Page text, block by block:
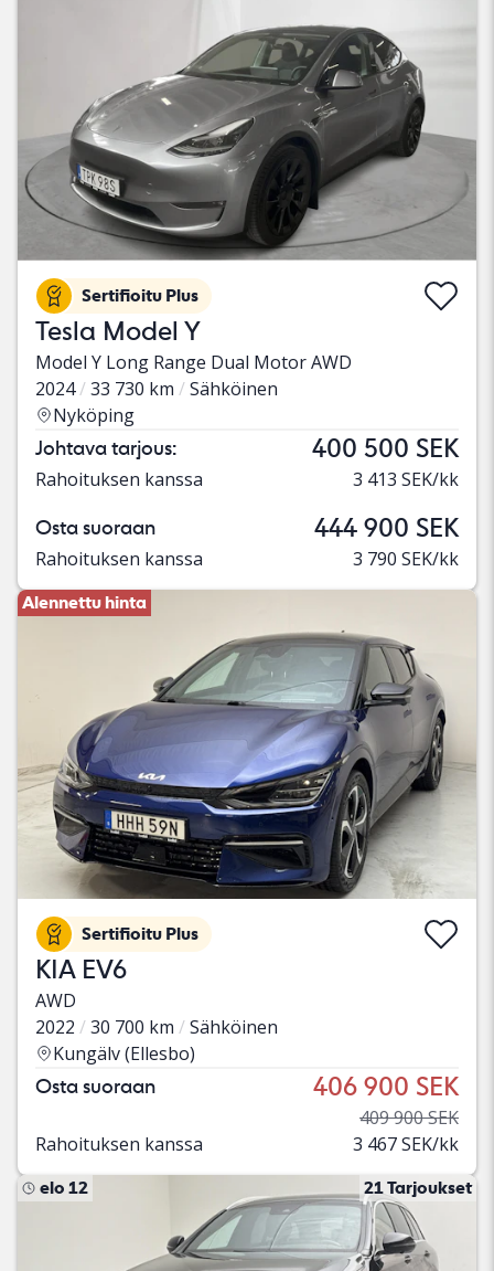
Sertifioitu Plus
Tesla Model Y
Model Y Long Range Dual Motor AWD
2024
33 730 km
Sähköinen
Nyköping
Johtava tarjous: 400 500 SEK
Rahoituksen kanssa 3 413 SEK/kk
Osta suoraan 444 900 SEK
Rahoituksen kanssa 3 790 SEK/kk
Alennettu hinta
Sertifioitu Plus
KIA EV6
AWD
2022
30 700 km
Sähköinen
Kungälv (Ellesbo)
Osta suoraan 406 900 SEK
409 900 SEK
Rahoituksen kanssa
3 467 SEK/kk
elo 12 21 Tarjoukset